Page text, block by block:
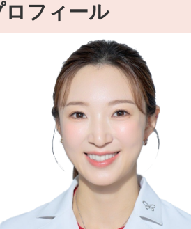
ロフィール